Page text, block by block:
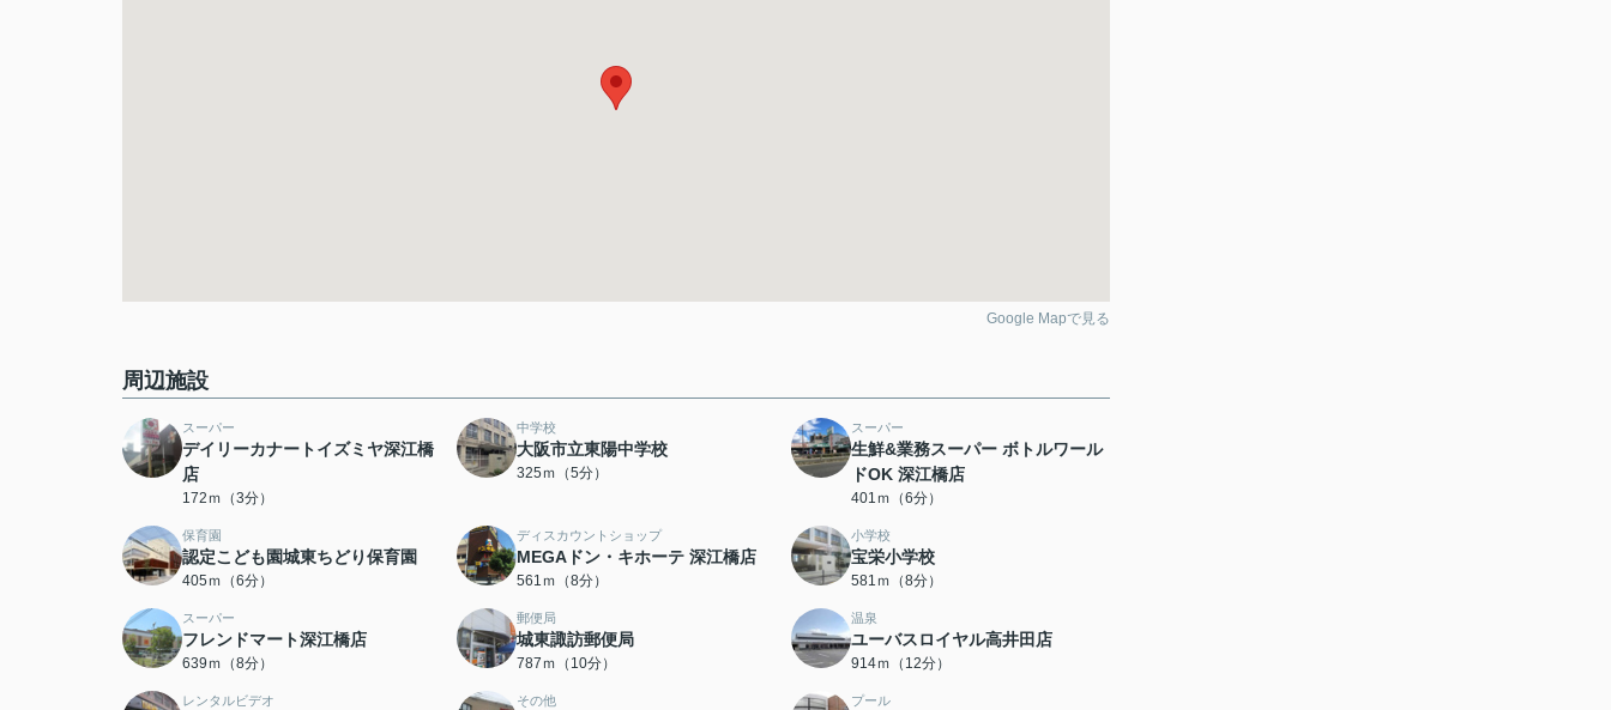
Google Mapで見る
周辺施設
スーパー
デイリーカナートイズミヤ深江橋
店
172ｍ（3分）
中学校
大阪市立東陽中学校
325ｍ（5分）
スーパー
生鮮&業務スーパー ボトルワール
ドOK 深江橋店
401ｍ（6分）
保育園
認定こども園城東ちどり保育園
405ｍ（6分）
ディスカウントショップ
MEGAドン・キホーテ 深江橋店
561ｍ（8分）
小学校
宝栄小学校
581ｍ（8分）
スーパー
フレンドマート深江橋店
639ｍ（8分）
郵便局
城東諏訪郵便局
787ｍ（10分）
温泉
ユーバスロイヤル高井田店
914ｍ（12分）
レンタルビデオ その他 プール